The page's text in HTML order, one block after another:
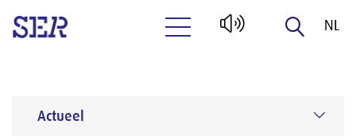
NL
Actueel